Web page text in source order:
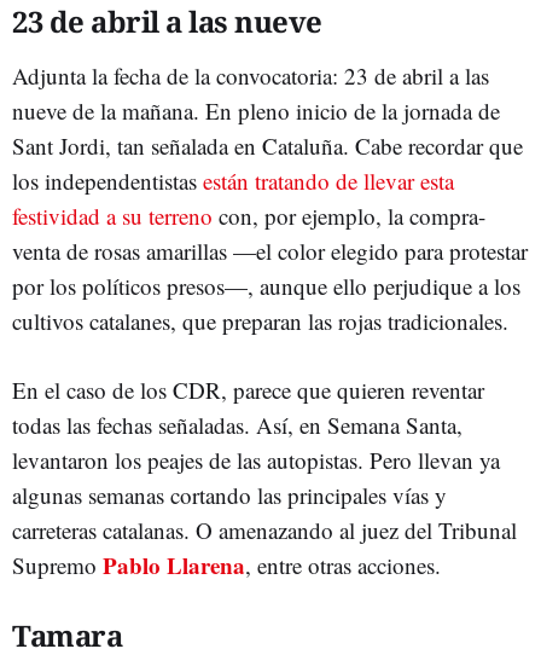
23 de abril a las nueve
Adjunta la fecha de la convocatoria: 23 de abril a las
nueve de la mañana. En pleno inicio de la jornada de
Sant Jordi, tan señalada en Cataluña. Cabe recordar que
los independentistas están tratando de llevar esta
festividad a su terreno con, por ejemplo, la compra-
venta de rosas amarillas —el color elegido para protestar
por los políticos presos—, aunque ello perjudique a los
cultivos catalanes, que preparan las rojas tradicionales.
En el caso de los CDR, parece que quieren reventar
todas las fechas señaladas. Así, en Semana Santa,
levantaron los peajes de las autopistas. Pero llevan ya
algunas semanas cortando las principales vías y
carreteras catalanas. O amenazando al juez del Tribunal
Supremo Pablo Llarena, entre otras acciones.
Tamara